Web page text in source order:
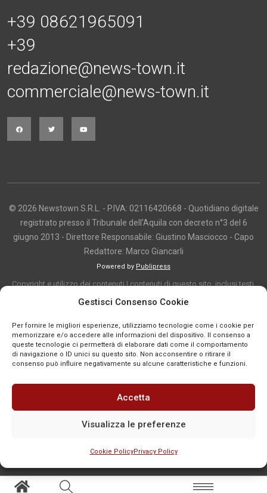
Gestisci Consenso Cookie
Per fornire le migliori esperienze, utilizziamo tecnologie come i cookie per
memorizzare e/o accedere alle informazioni del dispositivo. Il consenso a
queste tecnologie ci permetterà di elaborare dati come il comportamento
di navigazione o ID unici su questo sito. Non acconsentire o ritirare il
consenso può influire negativamente su alcune caratteristiche e funzioni.
Accetta
Visualizza le preferenze
Cookie PolicyPrivacy Policy
+39 08621965091
+39
redazione@news-town.it
commerciale@news-town.it
© 2026 Newstown S.R.L. - P.IVA: 02116420668 - Quotidiano digitale
registrato presso il Tribunale dell'Aquila con decreto n°3 del 6
giugno 2013 - Direttore Responsabile: Giustino Masciocco - Capo
Redattore: Marco Giancarli
Powered by Publipress
Copyright e utilizzo dei contenuti I contenuti di questo sito, inclusi testi,
articoli, immagini, fotografie, video e grafica, sono protetti da copyright e
indicazione. La riproduzione totale o parziale dei contenuti è consentita
solo previa autorizzazione o citando chiaramente la fonte, con link diretto
alla pagina originale, quando previsto. I contenuti provenienti da terze
parti sono pubblicati a fini informativi e restano di proprietà dei legittimi
titolari dei diritti. Se un contenuto viola diritti d’autore o norme vigenti, è
possibile segnalarlo per la verifica e l’eventuale rimozione tramite
comunicazione mail all'indirizzo redazione@news-town.it